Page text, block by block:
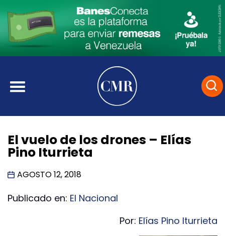
El vuelo de los drones – Elías
Pino Iturrieta
AGOSTO 12, 2018
Publicado en: El Nacional
Por: Elías Pino Iturrieta